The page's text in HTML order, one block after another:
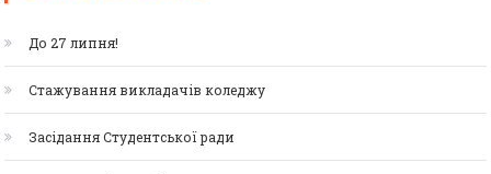
До 27 липня!
Стажування викладачів коледжу
Засідання Студентської ради